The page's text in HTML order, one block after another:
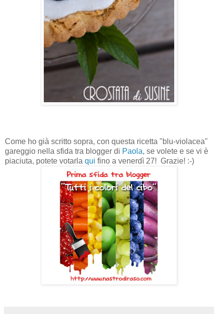
Come ho già scritto sopra, con questa ricetta "blu-violacea"
gareggio nella sfida tra blogger di Paola, se volete e se vi è
piaciuta, potete votarla qui fino a venerdì 27! Grazie! :-)